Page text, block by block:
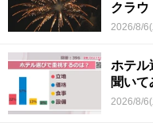
クラウ
2026/8/
ホテル
聞いて
2026/8/